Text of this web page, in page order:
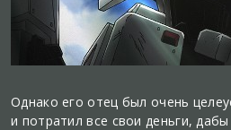
Однако его отец был очень
и потратил все свои деньги,